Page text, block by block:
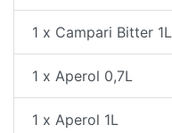
1 x Campari Bitter 1L
1 x Aperol 0,7L
1 x Aperol 1L